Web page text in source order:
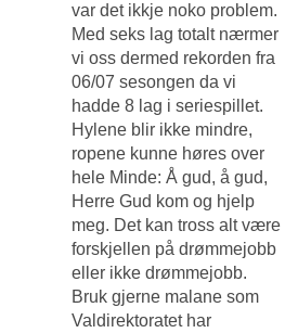
var det ikkje noko problem.
Med seks lag totalt nærmer
vi oss dermed rekorden fra
06/07 sesongen da vi
hadde 8 lag i seriespillet.
Hylene blir ikke mindre,
ropene kunne høres over
hele Minde: Å gud, å gud,
Herre Gud kom og hjelp
meg. Det kan tross alt være
forskjellen på drømmejobb
eller ikke drømmejobb.
Bruk gjerne malane som
Valdirektoratet har